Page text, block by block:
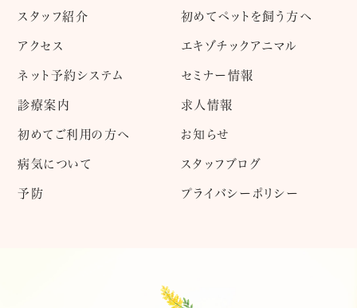
スタッフ紹介
アクセス
ネット予約システム
診療案内
初めてご利用の方へ
病気について
予防
初めてペットを飼う方へ
エキゾチックアニマル
セミナー情報
求人情報
お知らせ
スタッフブログ
プライバシーポリシー